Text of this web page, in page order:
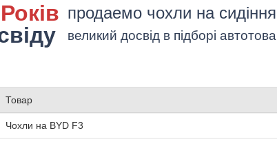
продаемо чохли на
великий досвід в підборі
Товар
Чохли на BYD F3